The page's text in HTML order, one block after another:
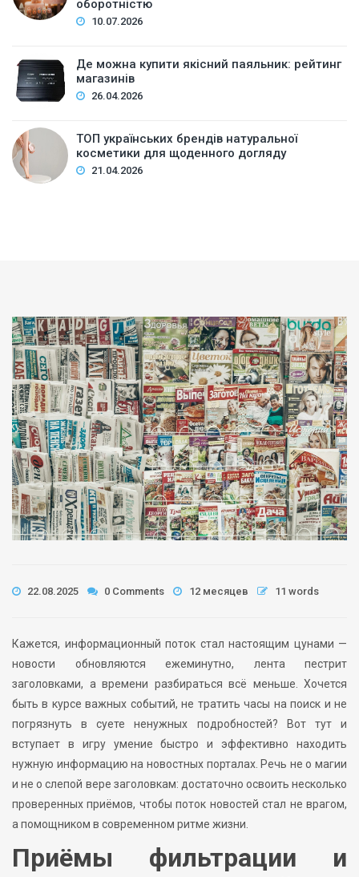
оборотністю
10.07.2026
Де можна купити якісний паяльник: рейтинг
магазинів
26.04.2026
ТОП українських брендів натуральної
косметики для щоденного догляду
21.04.2026
22.08.2025 0 Comments 12 месяцев 11 words
Кажется, информационный поток стал настоящим цунами —
новости обновляются ежеминутно, лента пестрит
заголовками, а времени разбираться всё меньше. Хочется
быть в курсе важных событий, не тратить часы на поиск и не
погрязнуть в суете ненужных подробностей? Вот тут и
вступает в игру умение быстро и эффективно находить
нужную информацию на новостных порталах. Речь не о магии
и не о слепой вере заголовкам: достаточно освоить несколько
проверенных приёмов, чтобы поток новостей стал не врагом,
а помощником в современном ритме жизни.
Приёмы фильтрации и